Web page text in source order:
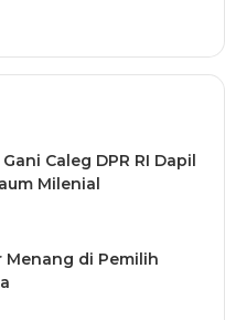
Caleg DPR RI Dapil
Milenial
Menang di Pemilih